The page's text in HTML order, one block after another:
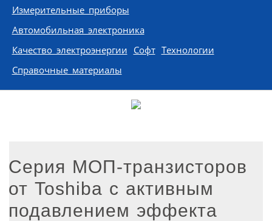
Измерительные приборы
Автомобильная электроника
Качество электроэнергии Софт Технологии
Справочные материалы
Серия МОП-транзисторов
от Toshiba с активным
подавлением эффекта